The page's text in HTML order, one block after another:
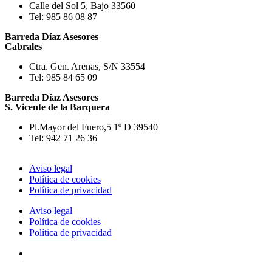
Calle del Sol 5, Bajo 33560
Tel: 985 86 08 87
Barreda Díaz Asesores
Cabrales
Ctra. Gen. Arenas, S/N 33554
Tel: 985 84 65 09
Barreda Díaz Asesores
S. Vicente de la Barquera
Pl.Mayor del Fuero,5 1º D 39540
Tel: 942 71 26 36
Aviso legal
Política de cookies
Política de privacidad
Aviso legal
Política de cookies
Política de privacidad